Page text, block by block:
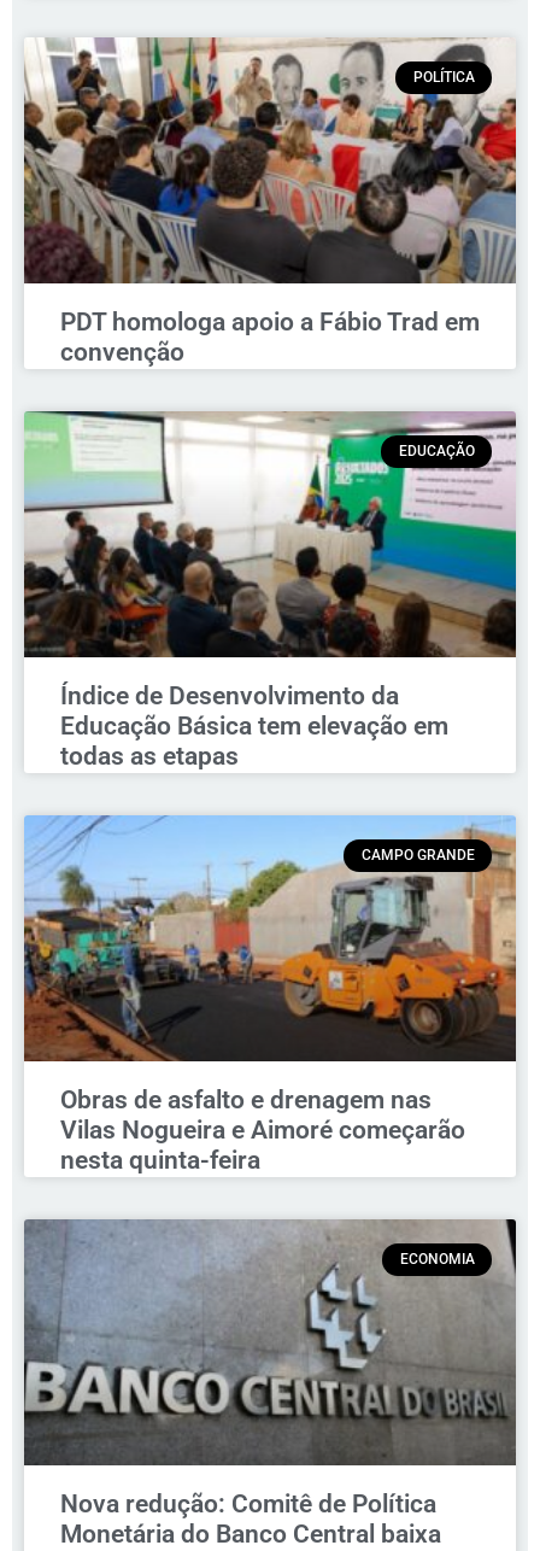
POLÍTICA
PDT homologa apoio a Fábio Trad em
convenção
EDUCAÇÃO
Índice de Desenvolvimento da
Educação Básica tem elevação em
todas as etapas
CAMPO GRANDE
Obras de asfalto e drenagem nas
Vilas Nogueira e Aimoré começarão
nesta quinta-feira
ECONOMIA
Nova redução: Comitê de Política
Monetária do Banco Central baixa